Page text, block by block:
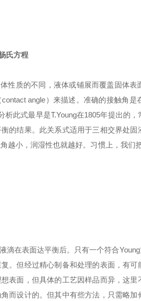
氏方程
性质的不同，液体或铺展而覆盖固体
contact angle）来描述。准确的接触角
析此式最早是T.Young在1805年提出的，
的结果。此关系式适用于三相交界处
越小，润湿性也就越好。习惯上，我们
滴在表面达平衡后。只有一个符合Young
。但经过精心制备和处理的表面，有
表面，但具体的工艺因样品而异，这
而设计的。但其中有些方法，只需略加